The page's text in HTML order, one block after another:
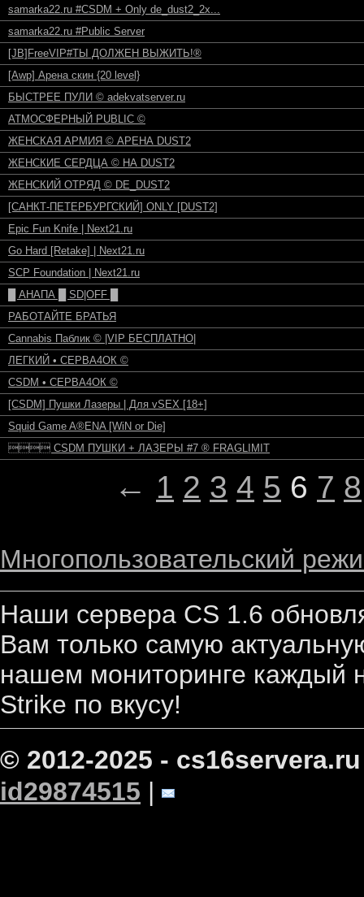
samarka22.ru #CSDM + Only de_dust2_2x...
samarka22.ru #Public Server
[JB]FreeVIP#ТЫ ДОЛЖЕН ВЫЖИТЬ!®
[Awp] Арена скин {20 level}
БЫСТРЕЕ ПУЛИ © adekvatserver.ru
АТМОСФЕРНЫЙ PUBLIC ©
ЖЕНСКАЯ АРМИЯ © АРЕНА DUST2
ЖЕНСКИЕ СЕРДЦА © НА DUST2
ЖЕНСКИЙ ОТРЯД © DE_DUST2
[САНКТ-ПЕТЕРБУРГСКИЙ] ONLY [DUST2]
Epic Fun Knife | Next21.ru
Go Hard [Retake] | Next21.ru
SCP Foundation | Next21.ru
█ АНАПА █ SD|OFF █
РАБОТАЙТЕ БРАТЬЯ
Cannabis Паблик © |VIP БЕСПЛАТНО|
ЛЕГКИЙ • СЕРВА4ОК ©
CSDM • СЕРВА4ОК ©
[CSDM] Пушки Лазеры | Для vSEX [18+]
Squid Game A®ENA [WiN or Die]
 CSDM ПУШКИ + ЛАЗЕРЫ #7 ® FRAGLIMIT
← 1 2 3 4 5 6 7 8
Многопользовательский
Наши сервера CS 1.6
Вам только самую
нашем мониторинге каждый
Strike по вкусу!
© 2012-2025 - cs16servera.ru
id29874515 |